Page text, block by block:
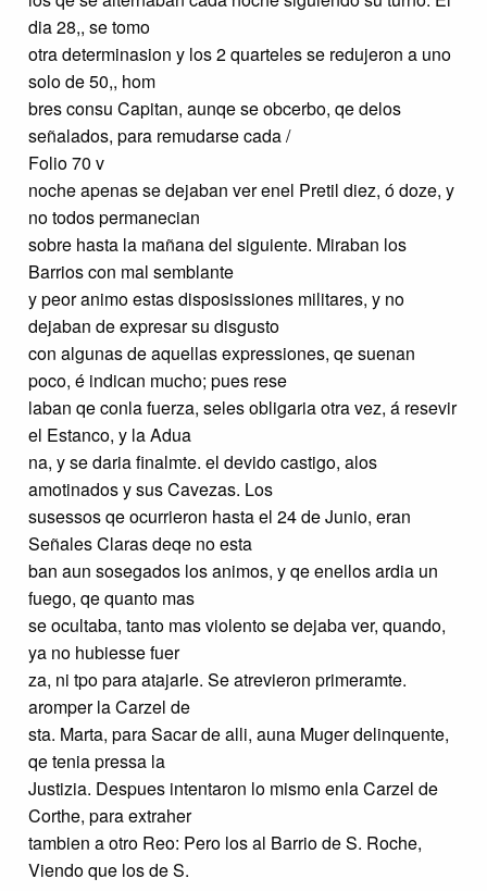
dia 28,, se tomo
otra determinasion y los 2 quarteles se redujeron a uno
solo de 50,, hom
bres consu Capitan, aunqe se obcerbo, qe delos
señalados, para remudarse cada /
Folio 70 v
noche apenas se dejaban ver enel Pretil diez, ó doze, y
no todos permanecian
sobre hasta la mañana del siguiente. Miraban los
Barrios con mal semblante
y peor animo estas disposissiones militares, y no
dejaban de expresar su disgusto
con algunas de aquellas expressiones, qe suenan
poco, é indican mucho; pues rese
laban qe conla fuerza, seles obligaria otra vez, á resevir
el Estanco, y la Adua
na, y se daria finalmte. el devido castigo, alos
amotinados y sus Cavezas. Los
susessos qe ocurrieron hasta el 24 de Junio, eran
Señales Claras deqe no esta
ban aun sosegados los animos, y qe enellos ardia un
fuego, qe quanto mas
se ocultaba, tanto mas violento se dejaba ver, quando,
ya no hubiesse fuer
za, ni tpo para atajarle. Se atrevieron primeramte.
aromper la Carzel de
sta. Marta, para Sacar de alli, auna Muger delinquente,
qe tenia pressa la
Justizia. Despues intentaron lo mismo enla Carzel de
Corthe, para extraher
tambien a otro Reo: Pero los al Barrio de S. Roche,
Viendo que los de S.